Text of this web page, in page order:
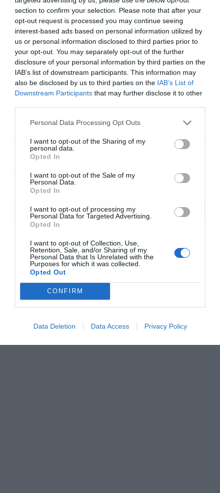
section to confirm your selection. Please note that after your
opt-out request is processed you may continue seeing
interest-based ads based on personal information utilized by
us or personal information disclosed to third parties prior to
your opt-out. You may separately opt-out of the further
disclosure of your personal information by third parties on the
IAB’s list of downstream participants. This information may
also be disclosed by us to third parties on the IAB’s List of
Downstream Participants that may further disclose it to other
Personal Data Processing Opt Outs
I want to opt-out of the Sharing of my
personal data.
Opted In
I want to opt-out of the Sale of my
Personal Data.
Opted In
I want to opt-out of processing my
Personal Data for Targeted Advertising.
Opted In
I want to opt-out of Collection, Use,
Retention, Sale, and/or Sharing of my
Personal Data that Is Unrelated with the
Purposes for which it was collected.
Opted Out
CONFIRM
Data Deletion Data Access Privacy Policy
νοικοκυριών
13:00 Συναγερμός στο κέντρο της Αθήνας: Εντοπίστηκε
πτώμα στον Λυκαβηττό
12:43 Κατηγορηματικός ο Χαρδαλιάς ότι δεν θα
εγκατασταθούν ανεμογεννήτριες στα καμένα της Δυτ.
Αττικής
12:15 Το εφέ Νόλαν στην τουριστική οικονομία: Ποιο νησί
Ρωσικές δυνάμεις έπληξαν φορτηγό πλοίο με όπλα
στη Μαύρη Θάλασσα
Ο Πούτιν “δοκιμάζει” το ΝΑΤΟ: Οι ΗΠΑ βλέπουν
χτύπημα ακόμα και “πριν το 2027”
ΟΛΕΣ ΟΙ ΕΙΔΗΣΕΙΣ